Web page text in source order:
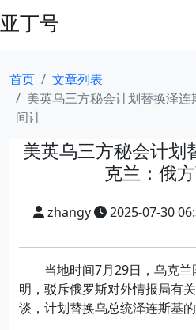
亚丁号
首页
文章列表
美英乌三方秘会计划替换泽
间计
美英乌三方秘会计划
克兰：俄
zhangy 2025-07-30
当地时间7月29日，乌克兰
明，驳斥俄罗斯对外情报局有
谈，计划替换乌总统泽连斯基的